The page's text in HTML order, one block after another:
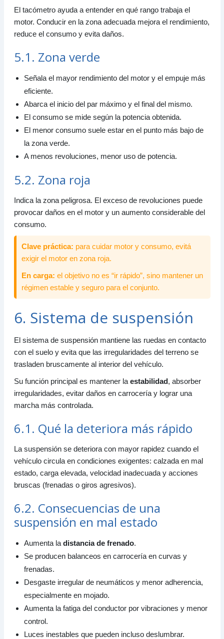
El tacómetro ayuda a entender en qué rango trabaja el
motor. Conducir en la zona adecuada mejora el rendimiento,
reduce el consumo y evita daños.
5.1. Zona verde
Señala el mayor rendimiento del motor y el empuje más
eficiente.
Abarca el inicio del par máximo y el final del mismo.
El consumo se mide según la potencia obtenida.
El menor consumo suele estar en el punto más bajo de
la zona verde.
A menos revoluciones, menor uso de potencia.
5.2. Zona roja
Indica la zona peligrosa. El exceso de revoluciones puede
provocar daños en el motor y un aumento considerable del
consumo.
Clave práctica: para cuidar motor y consumo, evitá
exigir el motor en zona roja.
En carga: el objetivo no es “ir rápido”, sino mantener un
régimen estable y seguro para el conjunto.
6. Sistema de suspensión
El sistema de suspensión mantiene las ruedas en contacto
con el suelo y evita que las irregularidades del terreno se
trasladen bruscamente al interior del vehículo.
Su función principal es mantener la estabilidad, absorber
irregularidades, evitar daños en carrocería y lograr una
marcha más controlada.
6.1. Qué la deteriora más rápido
La suspensión se deteriora con mayor rapidez cuando el
vehículo circula en condiciones exigentes: calzada en mal
estado, carga elevada, velocidad inadecuada y acciones
bruscas (frenadas o giros agresivos).
6.2. Consecuencias de una
suspensión en mal estado
Aumenta la distancia de frenado.
Se producen balanceos en carrocería en curvas y
frenadas.
Desgaste irregular de neumáticos y menor adherencia,
especialmente en mojado.
Aumenta la fatiga del conductor por vibraciones y menor
control.
Luces inestables que pueden incluso deslumbrar.